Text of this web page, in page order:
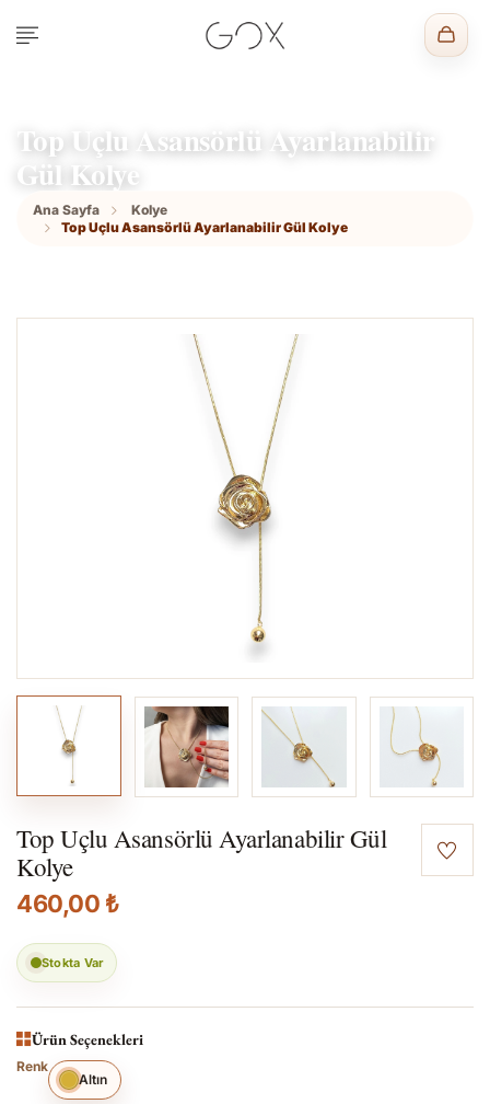
Top Uçlu Asansörlü Ayarlanabilir
Gül Kolye
Ana Sayfa
Kolye
Top Uçlu Asansörlü Ayarlanabilir Gül Kolye
Top Uçlu Asansörlü Ayarlanabilir Gül
Kolye
460,00 ₺
Stokta Var
Ürün Seçenekleri
Renk
Altın